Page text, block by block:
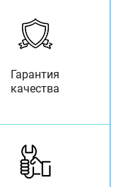
Гарантия
качества